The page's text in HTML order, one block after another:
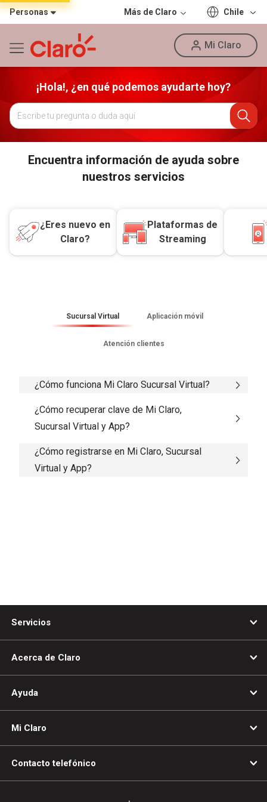
Personas Más de Claro Chile
Mi Claro
¡Hola!, ¿en qué podemos ayudarte hoy?
Encuentra información de ayuda sobre
nuestros servicios
¿Eres nuevo en
Claro?
Plataformas de
Streaming
Sucursal Virtual Aplicación móvil
Atención clientes
¿Cómo funciona Mi Claro Sucursal Virtual?
¿Cómo recuperar clave de Mi Claro,
Sucursal Virtual y App?
¿Cómo registrarse en Mi Claro, Sucursal
Virtual y App?
Servicios
Acerca de Claro
Ayuda
Mi Claro
Contacto telefónico